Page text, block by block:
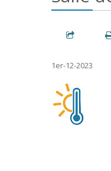
1er-12-2023